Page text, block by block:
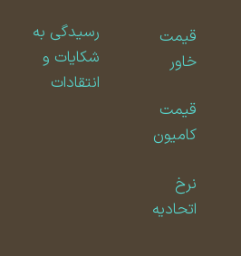
قیمت
قیمت
کامیون
اتحادیه
رسیدگی به
شکایات و
انتقادات